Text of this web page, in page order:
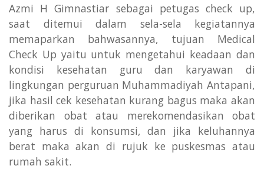
Azmi H Gimnastiar sebagai petugas check up,
saat ditemui dalam sela-sela kegiatannya
memaparkan bahwasannya, tujuan Medical
Check Up yaitu untuk mengetahui keadaan dan
kondisi kesehatan guru dan karyawan di
lingkungan perguruan Muhammadiyah Antapani,
jika hasil cek kesehatan kurang bagus maka akan
diberikan obat atau merekomendasikan obat
yang harus di konsumsi, dan jika keluhannya
berat maka akan di rujuk ke puskesmas atau
rumah sakit.